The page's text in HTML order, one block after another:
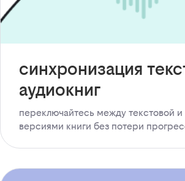
синхронизация
аудиокниг
переключайтесь между текстовой и
версиями книги без потери